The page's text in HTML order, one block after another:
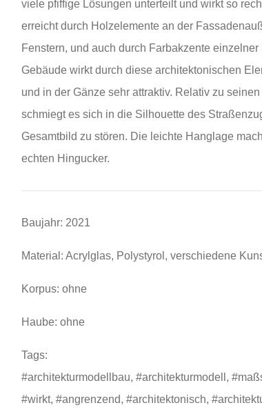
viele pfiffige Lösungen unterteilt und wirkt so
erreicht durch Holzelemente an der
Fenstern, und auch durch Farbakzente
Gebäude wirkt durch diese architektonischen
und in der Gänze sehr attraktiv. Relativ zu
schmiegt es sich in die Silhouette des
Gesamtbild zu stören. Die leichte Hanglage
echten Hingucker.
Baujahr: 2021
Material: Acrylglas, Polystyrol, verschiedene
Korpus: ohne
Haube: ohne
Tags:
#architekturmodellbau, #architekturmodell,
#wirkt, #angrenzend, #architektonisch,